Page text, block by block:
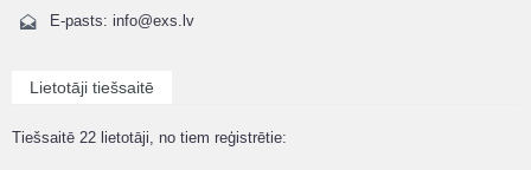
E-pasts: info@exs.lv
Lietotāji tiešsaitē
Tiešsaitē 22 lietotāji, no tiem reģistrētie: